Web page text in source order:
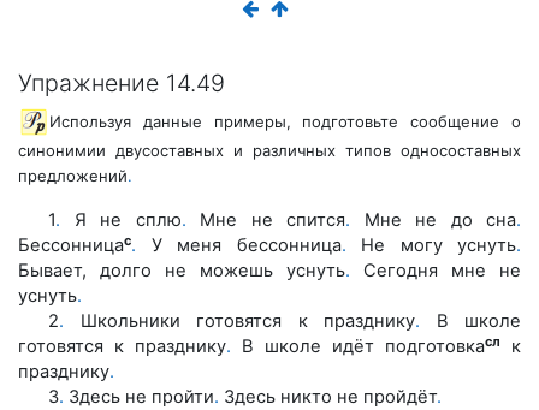
Упражнение 14.49
Используя данные примеры, подготовьте сообщение о
синонимии двусоставных и различных типов односоставных
предложений.
1. Я не сплю. Мне не спится. Мне не до сна.
Бессонницас. У меня бессонница. Не могу уснуть.
Бывает, долго не можешь уснуть. Сегодня мне не
уснуть.
2. Школьники готовятся к празднику. В школе
готовятся к празднику. В школе идёт подготовкасл
к
празднику.
3. Здесь не пройти. Здесь никто не пройдёт.